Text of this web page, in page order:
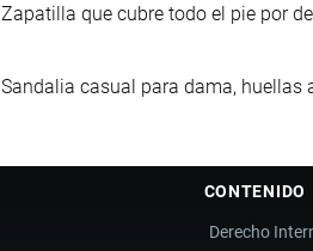
Zapatilla que cubre todo el pie por
Sandalia casual para dama, huellas
CONTENIDO
Derecho